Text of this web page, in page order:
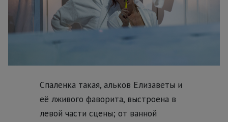
Спаленка такая, альков Елизаветы и
её лживого фаворита, выстроена в
левой части сцены; от ванной